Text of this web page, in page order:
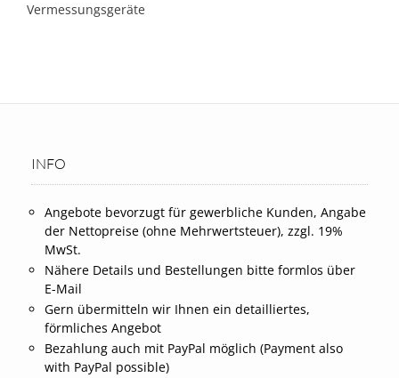
Vermessungsgeräte
INFO
Angebote bevorzugt für gewerbliche Kunden, Angabe
der Nettopreise (ohne Mehrwertsteuer), zzgl. 19%
MwSt.
Nähere Details und Bestellungen bitte formlos über
E-Mail
Gern übermitteln wir Ihnen ein detailliertes,
förmliches Angebot
Bezahlung auch mit PayPal möglich (Payment also
with PayPal possible)